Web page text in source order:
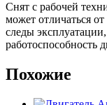
Снят с рабочей
может отличаться
следы
работоспособность
Похожие